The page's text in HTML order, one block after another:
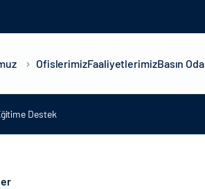
OfislerimizFaaliyetlerimizBasın
Destek